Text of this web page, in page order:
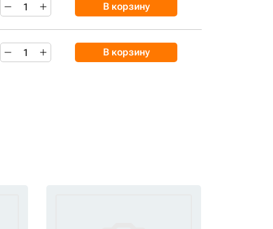
В корзину
В корзину